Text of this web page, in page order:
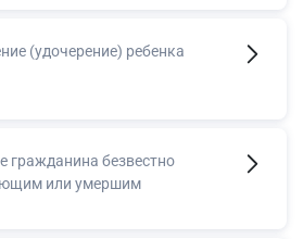
(удочерение) ребенка
гражданина безвестно
или умершим